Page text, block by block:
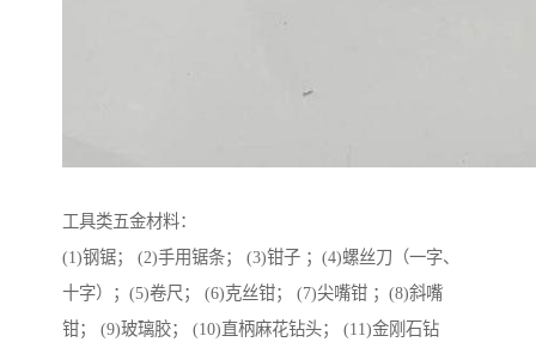
工具类五金材料：
(1)钢锯； (2)手用锯条； (3)钳子 ；(4)螺丝刀（一字、
十字）；(5)卷尺； (6)克丝钳； (7)尖嘴钳 ；(8)斜嘴
钳； (9)玻璃胶； (10)直柄麻花钻头； (11)金刚石钻